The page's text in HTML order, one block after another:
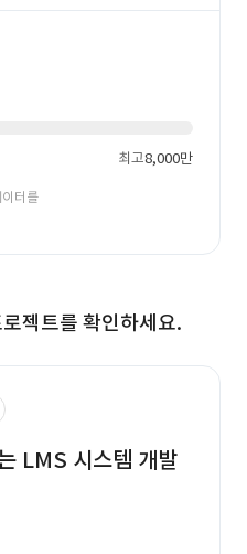
최고8,000만
터를
젝트를 확인하세요.
LMS 시스템 개발